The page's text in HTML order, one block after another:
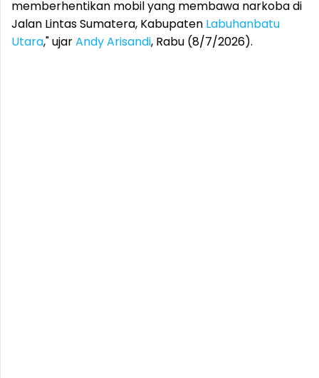
memberhentikan mobil yang membawa narkoba di
Jalan Lintas Sumatera, Kabupaten Labuhanbatu
Utara," ujarAndy Arisandi, Rabu (8/7/2026).